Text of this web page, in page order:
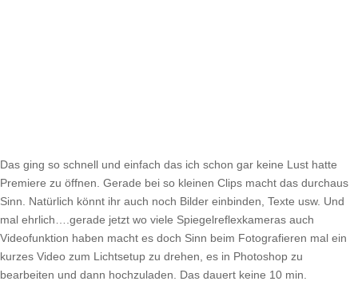
Das ging so schnell und einfach das ich schon gar keine Lust hatte
Premiere zu öffnen. Gerade bei so kleinen Clips macht das durchaus
Sinn. Natürlich könnt ihr auch noch Bilder einbinden, Texte usw. Und
mal ehrlich….gerade jetzt wo viele Spiegelreflexkameras auch
Videofunktion haben macht es doch Sinn beim Fotografieren mal ein
kurzes Video zum Lichtsetup zu drehen, es in Photoshop zu
bearbeiten und dann hochzuladen. Das dauert keine 10 min.